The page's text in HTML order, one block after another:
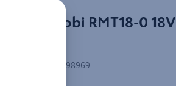
Ryobi RMT18-0 18V
4892210198969